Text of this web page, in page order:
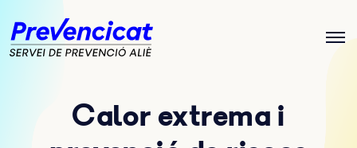
Calor extrema i